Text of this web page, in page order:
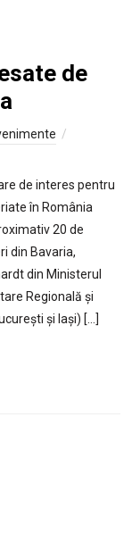
de
de interes pentru
în România
20 de
din Bavaria,
din Ministerul
Regională și
și Iași) […]